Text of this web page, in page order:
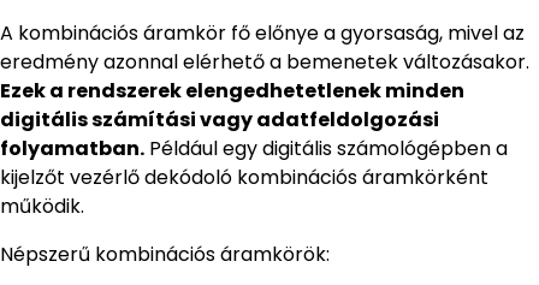
A kombinációs áramkör fő előnye a gyorsaság, mivel az
eredmény azonnal elérhető a bemenetek változásakor.
Ezek a rendszerek elengedhetetlenek minden
digitális számítási vagy adatfeldolgozási
folyamatban. Például egy digitális számológépben a
kijelzőt vezérlő dekódoló kombinációs áramkörként
működik.
Népszerű kombinációs áramkörök: